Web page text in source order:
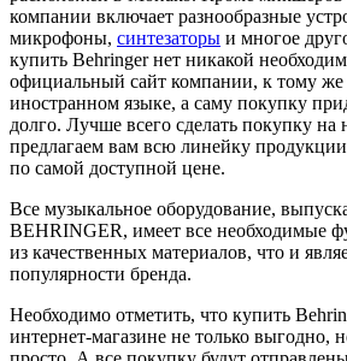
компании включает разнообразные
микрофоны, синтезаторы и многое
купить Behringer нет никакой
официальный сайт компании, к тому же
иностранном языке, а саму покупку
долго. Лучше всего сделать покупку
предлагаем вам всю линейку
по самой доступной цене.
Все музыкальное оборудование,
BEHRINGER, имеет все необходимые
из качественных материалов, что и
популярности бренда.
Необходимо отметить, что купить
интернет-магазине не только выгодно,